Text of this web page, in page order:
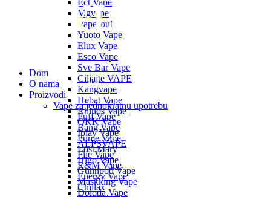
Dom
O nama
Proizvodi
Vape za jednokratnu upotrebu
Puff Vape
Bang Vape
Fume Vape
Lost Mary
Higo Vape
Gunnpod Vape
Maskking Vape
Doloda Vape
Ect Vape
Mgvape
Vapesoul
Yuoto Vape
Elux Vape
Esco Vape
Sve Bar Vape
Ciljajte VAPE
Kangvape
Hebat Vape
Rhinos Vape
OKK Vape
Iplay Vape
ALPSVAPE
Flie Vape
R&M Vape
Energy Vape
Chillax